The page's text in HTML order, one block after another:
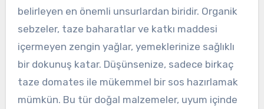
belirleyen en önemli unsurlardan biridir. Organik
sebzeler, taze baharatlar ve katkı maddesi
içermeyen zengin yağlar, yemeklerinize sağlıklı
bir dokunuş katar. Düşünsenize, sadece birkaç
taze domates ile mükemmel bir sos hazırlamak
mümkün. Bu tür doğal malzemeler, uyum içinde